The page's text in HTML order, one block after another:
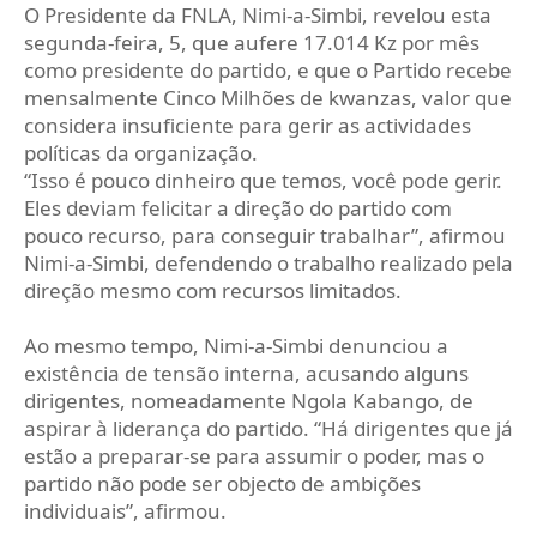
O Presidente da FNLA, Nimi-a-Simbi, revelou esta
segunda-feira, 5, que aufere 17.014 Kz por mês
como presidente do partido, e que o Partido recebe
mensalmente Cinco Milhões de kwanzas, valor que
considera insuficiente para gerir as actividades
políticas da organização.
“Isso é pouco dinheiro que temos, você pode gerir.
Eles deviam felicitar a direção do partido com
pouco recurso, para conseguir trabalhar”, afirmou
Nimi-a-Simbi, defendendo o trabalho realizado pela
direção mesmo com recursos limitados.
Ao mesmo tempo, Nimi-a-Simbi denunciou a
existência de tensão interna, acusando alguns
dirigentes, nomeadamente Ngola Kabango, de
aspirar à liderança do partido. “Há dirigentes que já
estão a preparar-se para assumir o poder, mas o
partido não pode ser objecto de ambições
individuais”, afirmou.